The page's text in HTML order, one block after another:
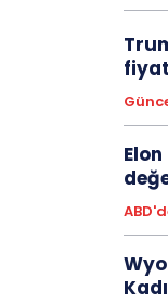
fiyat